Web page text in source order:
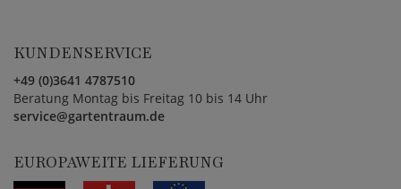
KUNDENSERVICE
+49 (0)3641 4787510
Beratung Montag bis Freitag 10 bis 14 Uhr
service@gartentraum.de
EUROPAWEITE LIEFERUNG